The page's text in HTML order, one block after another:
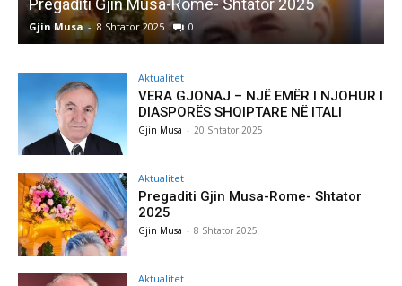
Pregaditi Gjin Musa-Rome- Shtator 2025
Gjin Musa - 8 Shtator 2025 0
Aktualitet
VERA GJONAJ – NJË EMËR I NJOHUR I
DIASPORËS SHQIPTARE NË ITALI
Gjin Musa - 20 Shtator 2025
Aktualitet
Pregaditi Gjin Musa-Rome- Shtator
2025
Gjin Musa - 8 Shtator 2025
Aktualitet